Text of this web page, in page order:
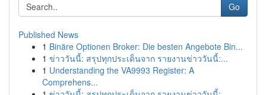
Go
Published News
1 Binäre Optionen Broker: Die besten Angebote Bin...
1 ข่าววันนี้: สรุปทุกประเด็นจาก รายงานข่าววันนี้:...
1 Understanding the VA9993 Register: A
Comprehens...